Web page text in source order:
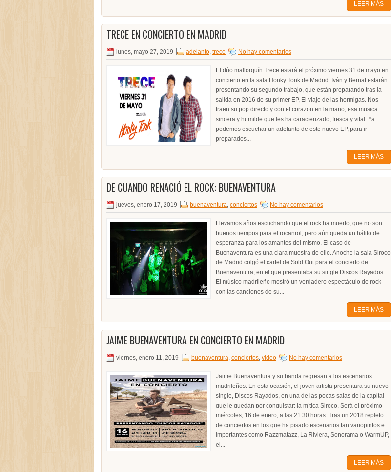
LEER MÁS
TRECE EN CONCIERTO EN MADRID
lunes, mayo 27, 2019 adelanto, trece No hay comentarios
El dúo mallorquín Trece estará el próximo viernes 31 de mayo en
concierto en la sala Honky Tonk de Madrid. Iván y Bernat estarán
presentando su segundo trabajo, que están preparando tras la
salida en 2016 de su primer EP, El viaje de las hormigas. Nos
traen su pop directo y con el corazón en la mano, esa música
sincera y humilde que les ha caracterizado, fresca y vital. Ya
podemos escuchar un adelanto de este nuevo EP, para ir
preparados...
LEER MÁS
DE CUANDO RENACIÓ EL ROCK: BUENAVENTURA
jueves, enero 17, 2019 buenaventura, conciertos No hay comentarios
Llevamos años escuchando que el rock ha muerto, que no son
buenos tiempos para el rocanrol, pero aún queda un hálito de
esperanza para los amantes del mismo. El caso de
Buenaventura es una clara muestra de ello. Anoche la sala Siroco
de Madrid colgó el cartel de Sold Out para el concierto de
Buenaventura, en el que presentaba su single Discos Rayados.
El músico madrileño mostró un verdadero espectáculo de rock
con las canciones de su...
LEER MÁS
JAIME BUENAVENTURA EN CONCIERTO EN MADRID
viernes, enero 11, 2019 buenaventura, conciertos, video No hay comentarios
Jaime Buenaventura y su banda regresan a los escenarios
madrileños. En esta ocasión, el joven artista presentara su nuevo
single, Discos Rayados, en una de las pocas salas de la capital
que le quedan por conquistar: la mítica Siroco. Será el próximo
miércoles, 16 de enero, a las 21:30 horas. Tras un 2018 repleto
de conciertos en los que ha pisado escenarios tan variopintos e
importantes como Razzmatazz, La Riviera, Sonorama o WarmUP,
el...
LEER MÁS